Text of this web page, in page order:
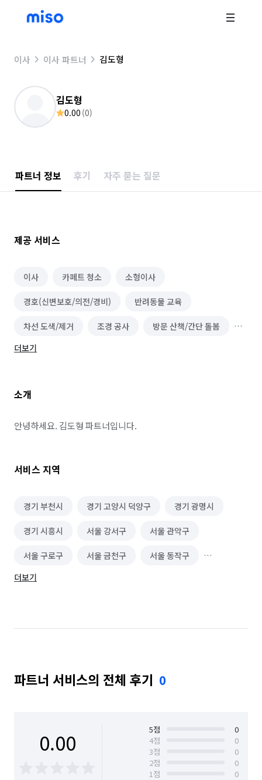
이사 이사 파트너 김도형
김도형
0.00 (0)
파트너 정보 후기 자주 묻는 질문
제공 서비스
이사 카페트 청소 소형이사
경호(신변보호/의전/경비) 반려동물 교육
차선 도색/제거 조경 공사 방문 산책/간단 돌봄
인조잔디 시공
조형물 시공
더보기
소개
안녕하세요. 김도형 파트너입니다.
서비스 지역
경기 부천시 경기 고양시 덕양구 경기 광명시
경기 시흥시 서울 강서구 서울 관악구
서울 구로구 서울 금천구 서울 동작구
서울 마포구
서울 종로구 서울 중구
더보기
파트너 서비스의 전체 후기 0
0.00 5점
0
4점
0
3점
0
2점
0
1점
0